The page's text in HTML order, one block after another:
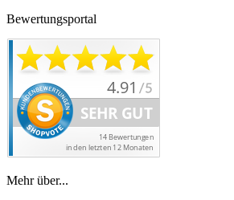
Bewertungsportal
Mehr über...